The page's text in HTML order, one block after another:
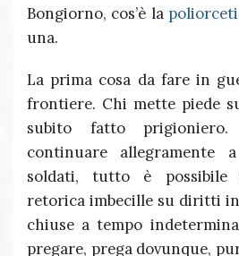
Bongiorno, cos’è la
una.
La prima cosa da fare in
frontiere. Chi mette piede
subito fatto prigioniero.
continuare
soldati, tutto è possibile
retorica imbecille su diritti
chiuse a tempo
pregare, prega dovunque,